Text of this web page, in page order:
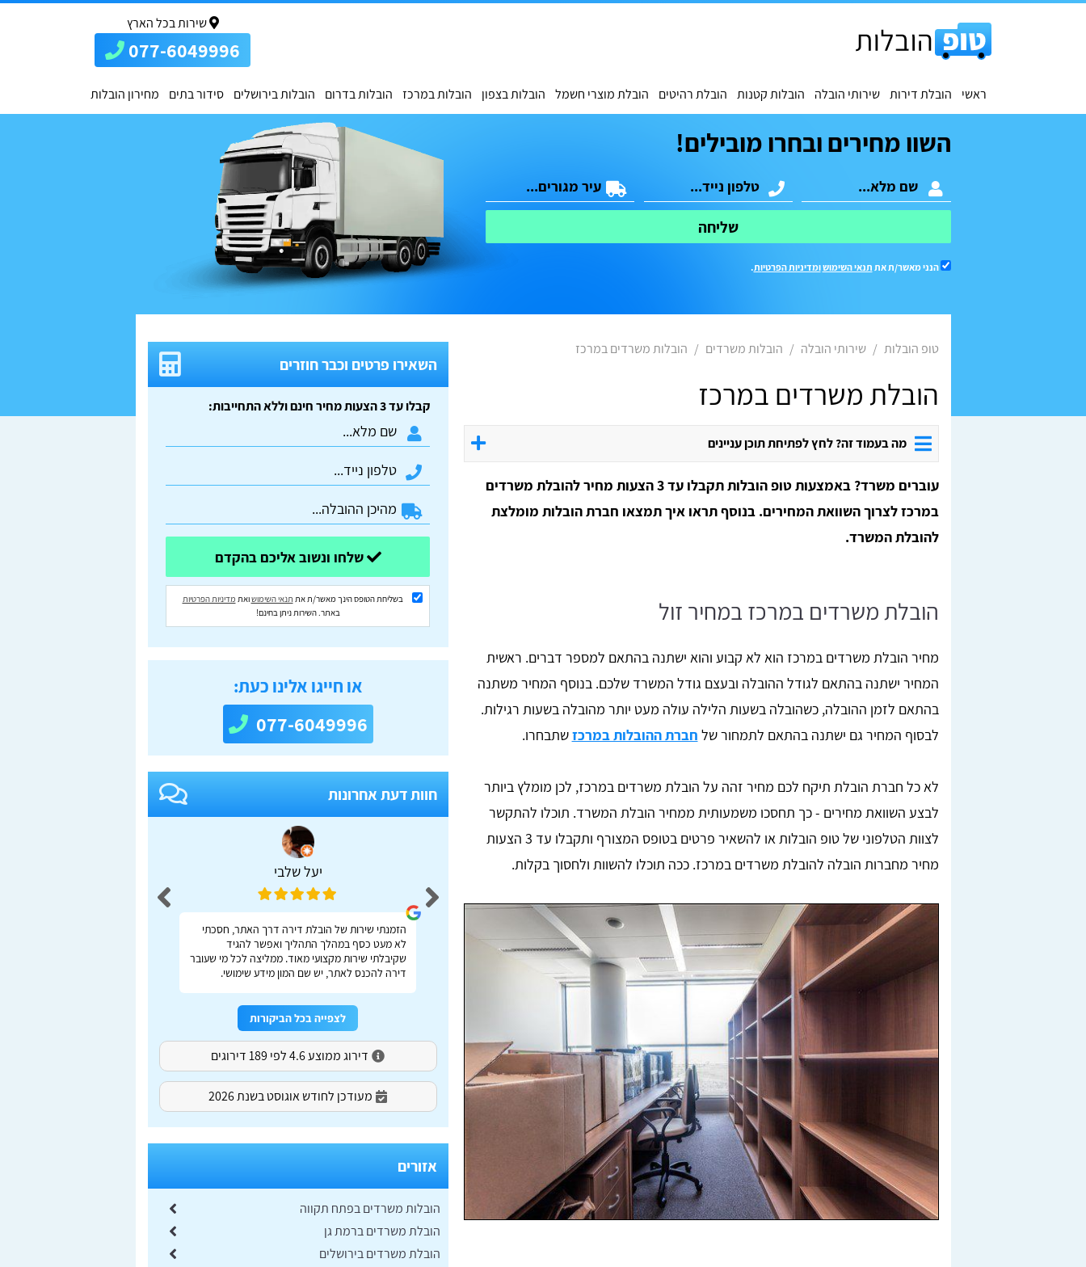
שירות בכל הארץ
077-6049996
ראשי הובלת דירות שירותי הובלה הובלות קטנות הובלת רהיטים הובלת מוצרי חשמל הובלות בצפון הובלות במרכז הובלות בדרום הובלות בירושלים סידור בתים מחירון הובלות
השוו מחירים ובחרו מובילים!
שליחה
הנני מאשר/ת את תנאי השימושומדיניות הפרטיות.
טופ הובלות שירותי הובלה הובלות משרדים הובלות משרדים במרכז
הובלת משרדים במרכז
מה בעמוד זה? לחץ לפתיחת תוכן עניינים
עוברים משרד? באמצעות טופ הובלות תקבלו עד 3 הצעות מחיר להובלת משרדים
במרכז לצרוך השוואת המחירים. בנוסף תראו איך תמצאו חברת הובלות מומלצת
להובלת המשרד.
הובלת משרדים במרכז במחיר זול
מחיר הובלת משרדים במרכז הוא לא קבוע והוא ישתנה בהתאם למספר דברים. ראשית
המחיר ישתנה בהתאם לגודל ההובלה ובעצם גודל המשרד שלכם. בנוסף המחיר משתנה
בהתאם לזמן ההובלה, כשהובלה בשעות הלילה עולה מעט יותר מהובלה בשעות רגילות.
לבסוף המחיר גם ישתנה בהתאם לתמחור של חברת ההובלות במרכזשתבחרו.
לא כל חברת הובלת תיקח לכם מחיר זהה על הובלת משרדים במרכז, לכן מומלץ ביותר
לבצע השוואת מחירים - כך תחסכו משמעותית ממחיר הובלת המשרד. תוכלו להתקשר
לצוות הטלפוני של טופ הובלות או להשאיר פרטים בטופס המצורף ותקבלו עד 3 הצעות
מחיר מחברות הובלה להובלת משרדים במרכז. ככה תוכלו להשוות ולחסוך בקלות.
השאירו פרטים וכבר חוזרים
קבלו עד 3 הצעות מחיר חינם וללא התחייבות:
שלחו ונשוב אליכם בהקדם
בשליחת הטופס הינך מאשר/ת את תנאי השימושואת מדיניות הפרטיות
באתר. השירות ניתן בחינם!
או חייגו אלינו כעת:
077-6049996
חוות דעת אחרונות
יעל שלבי
הזמנתי שירות של הובלת דירה דרך האתר, חסכתי
לא מעט כסף במהלך התהליך ואפשר להגיד
שקיבלתי שירות מקצועי מאוד. ממליצה לכל מי שעובר
דירה להכנס לאתר, יש שם המון מידע שימושי.
Idan Shmuel
אתר מעולה להשוואת מחירי הובלות בכל הארץ תודה
רבה על העזרה!
Lior Yeshno
מצאתי מובילים מציינים דרך האתר טופ הובלות,
ממליצה בחום לכל מי שזקוק להובלה.
לצפייה בכל הביקורות
דירוג ממוצע 4.6 לפי 189 דירוגים
מעודכן לחודש אוגוסט בשנת 2026
אזורים
הובלות משרדים בפתח תקווה
הובלת משרדים ברמת גן
הובלת משרדים בירושלים